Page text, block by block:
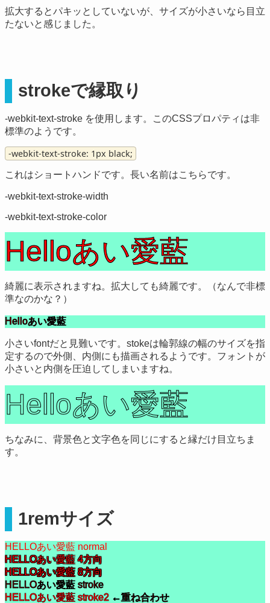
拡大するとパキッとしていないが、サイズが小さいなら目立
たないと感じました。
strokeで縁取り
-webkit-text-stroke を使用します。このCSSプロパティは非
標準のようです。
-webkit-text-stroke: 1px black;
これはショートハンドです。長い名前はこちらです。
-webkit-text-stroke-width
-webkit-text-stroke-color
Helloあい愛藍
綺麗に表示されますね。拡大しても綺麗です。（なんで非標
準なのかな？）
Helloあい愛藍
小さいfontだと見難いです。stokeは輪郭線の幅のサイズを指
定するので外側、内側にも描画されるようです。フォントが
小さいと内側を圧迫してしまいますね。
Helloあい愛藍
ちなみに、背景色と文字色を同じにすると縁だけ目立ちま
す。
1remサイズ
HELLOあい愛藍 normal
HELLOあい愛藍 4方向
HELLOあい愛藍 8方向
HELLOあい愛藍 stroke
HELLOあい愛藍 stroke2
HELLOあい愛藍 stroke2 ←重ね合わせ